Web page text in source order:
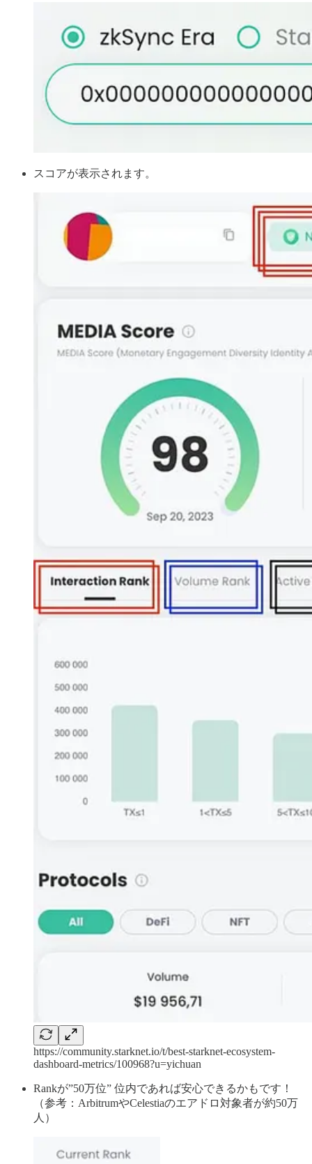
スコアが表示されます。
https://community.starknet.io/t/best-starknet-ecosystem-
dashboard-metrics/100968?u=yichuan
Rankが”50万位” 位内であれば安心できるかもです！
（参考：ArbitrumやCelestiaのエアドロ対象者が約50万
人）